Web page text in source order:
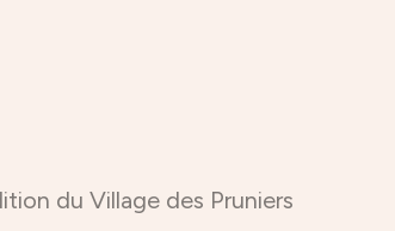
du Village des Pruniers